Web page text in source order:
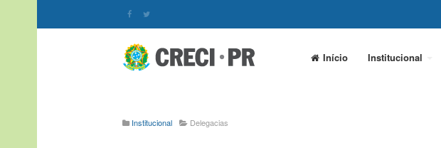
Início Institucional
Institucional Delegacias